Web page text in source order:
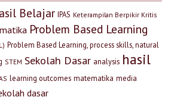
Belajar IPAS Keterampilan Berpikir Kritis
Problem Based Learning
Problem Based Learning, process skills, natural
STEM Sekolah Dasar analysis hasil
learning outcomes matematika media
dasar